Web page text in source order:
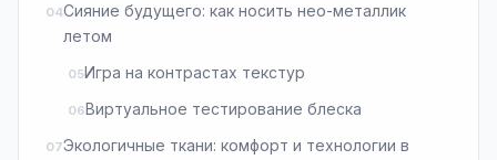
Сияние будущего: как носить нео-металлик
летом
Игра на контрастах текстур
Виртуальное тестирование блеска
Экологичные ткани: комфорт и технологии в